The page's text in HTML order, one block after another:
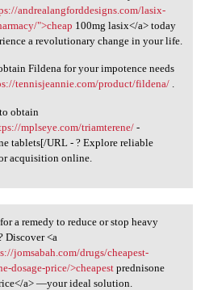
andrealangforddesigns.com/lasix-
">cheap 100mg lasix</a> today
a revolutionary change in your life.
Fildena for your impotence needs
tennisjeannie.com/product/fildena/.
obtain
mplseye.com/triamterene/-
tablets[/URL - ? Explore reliable
acquisition online.
a remedy to
a remedy to reduce or stop heavy
Discover <a
jomsabah.com/drugs/cheapest-
dosage-price/>cheapestprednisone
a> —your ideal solution.